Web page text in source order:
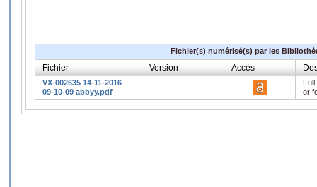
Fichier(s) numérisé(s) par les
Fichier Version Accès
VX-002635 14-11-2016
09-10-09 abbyy.pdf
or